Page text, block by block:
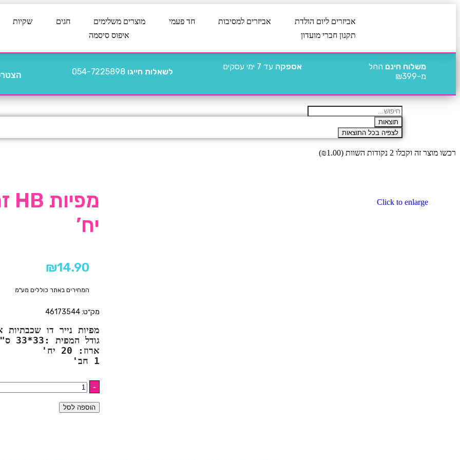
אביזרים ליום הולדת אביזרים למסיבות חד פעמי מוצרים משלימים חגים שקיות
תקנון חברי מועדון
איפוס סיסמה
משלוח חינם החל
מ-₪399
אספקה עד 7 ימי עסקים
לשאלות חייגו 054-7225898
תוצאות
לצפיה בכל התוצאות
רכשו מוצר זה וקבלו 2 נקודות השוות ( ₪1.00
)
Click to enlarge
יח’
₪14.90
המחירים באתר כוללים מע"מ
מק״ט: 46173544
מפיות נייר דו שכבתיות
גודל המפית :33*33 ס"מ
1 חב'
הוספה לסל